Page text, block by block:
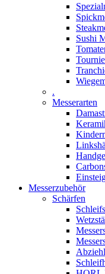
Sushi
.
Messerarten
Messerzubehör
Schärfen